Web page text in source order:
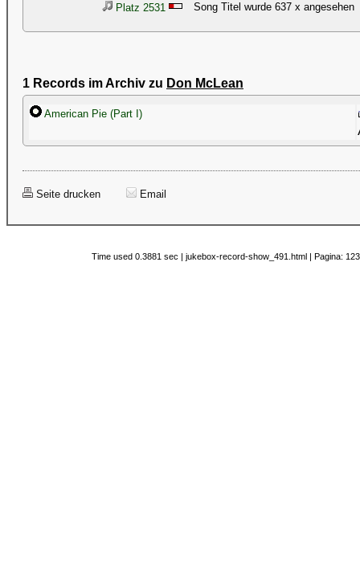
Platz 2531 Song Titel wurde 637 x angesehen
1 Records im Archiv zu Don McLean
American Pie (Part I)
Seite drucken Email
Time used 0.3881 sec | jukebox-record-show_491.html | Pagina: